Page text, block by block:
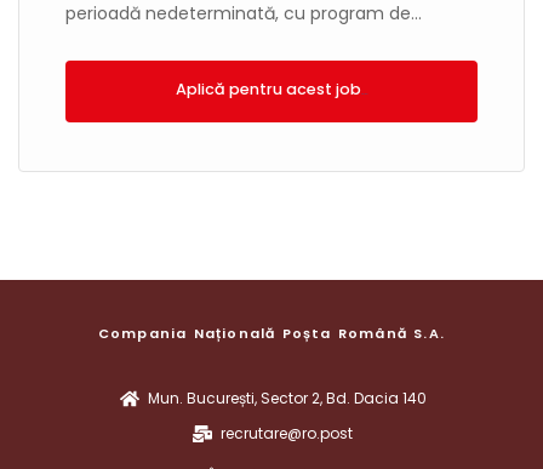
perioadă nedeterminată, cu program de...
Compania Națională Poșta Română S.A.
Mun. București, Sector 2, Bd. Dacia 140
recrutare@ro.post